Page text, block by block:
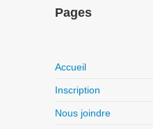
Pages
Accueil
Inscription
Nous joindre